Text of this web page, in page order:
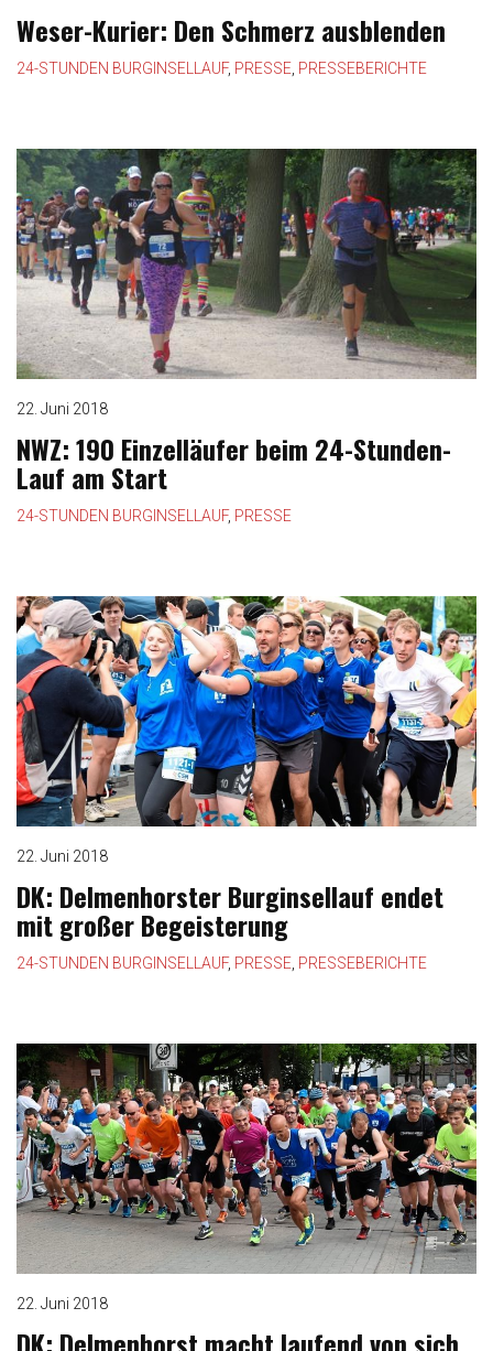
Weser-Kurier: Den Schmerz ausblenden
24-STUNDEN BURGINSELLAUF, PRESSE PRESSEBERICHTE
22. Juni 2018
NWZ: 190 Einzelläufer beim 24-Stunden-
Lauf am Start
24-STUNDEN BURGINSELLAUF, PRESSE
22. Juni 2018
DK: Delmenhorster Burginsellauf endet
mit großer Begeisterung
24-STUNDEN BURGINSELLAUF, PRESSE PRESSEBERICHTE
22. Juni 2018